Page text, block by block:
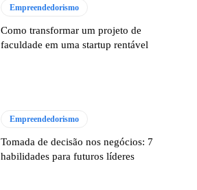
Empreendedorismo
Como transformar um projeto de
faculdade em uma startup rentável
Empreendedorismo
Tomada de decisão nos negócios: 7
habilidades para futuros líderes